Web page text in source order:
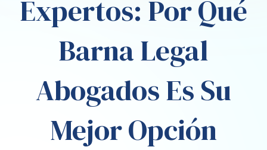
Expertos: Por Qué
Barna Legal
Abogados Es Su
Mejor Opción